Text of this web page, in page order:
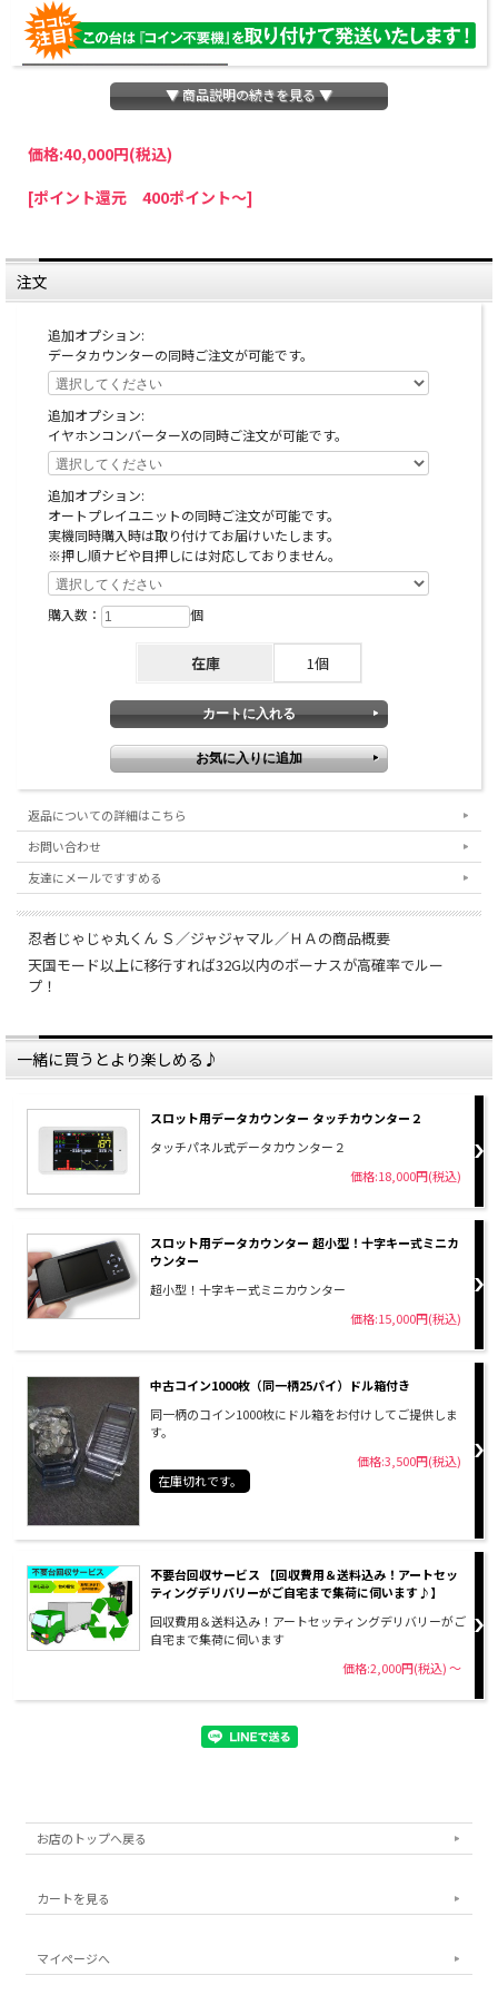
パチスロわっしょいでは、全ての台に「コイン不要機」を無料で取り付けて発送さ
せていただいております。コイン不要機をご利用になられますと、コインが必要な
ていただきましたら、ご注文価格より2000円引きいたします。
※在庫切れの台でも入荷している場合がありますので、電話かメールにてお問い合
わせ下さい。
▼ 商品説明の続きを見る ▼
価格:40,000円(税込)
[ポイント還元 400ポイント～]
注文
追加オプション:
データカウンターの同時ご注文が可能です。
追加オプション:
イヤホンコンバーターXの同時ご注文が可能です。
追加オプション:
オートプレイユニットの同時ご注文が可能です。
実機同時購入時は取り付けてお届けいたします。
※押し順ナビや目押しには対応しておりません。
購入数： 個
在庫 1個
返品についての詳細はこちら
お問い合わせ
友達にメールですすめる
忍者じゃじゃ丸くん Ｓ／ジャジャマル／ＨＡの商品概要
天国モード以上に移行すれば32G以内のボーナスが高確率でルー
プ！
一緒に買うとより楽しめる♪
スロット用データカウンター タッチカウンター２
タッチパネル式データカウンター２
価格:18,000円(税込)
スロット用データカウンター 超小型！十字キー式ミニカ
ウンター
超小型！十字キー式ミニカウンター
価格:15,000円(税込)
中古コイン1000枚（同一柄25パイ）ドル箱付き
同一柄のコイン1000枚にドル箱をお付けしてご提供しま
す。
価格:3,500円(税込)
在庫切れです。
不要台回収サービス 【回収費用＆送料込み！アートセッ
ティングデリバリーがご自宅まで集荷に伺います♪】
回収費用＆送料込み！アートセッティングデリバリーがご
自宅まで集荷に伺います
価格:2,000円(税込)～
お店のトップへ戻る
カートを見る
マイページへ